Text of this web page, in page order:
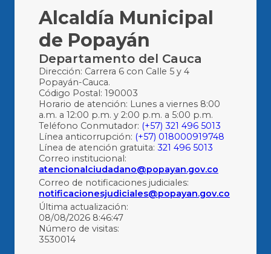
Alcaldía Municipal
de Popayán
Departamento del Cauca
Dirección: Carrera 6 con Calle 5 y 4
Popayán-Cauca.
Código Postal: 190003
Horario de atención: Lunes a viernes 8:00
a.m. a 12:00 p.m. y 2:00 p.m. a 5:00 p.m.
Teléfono Conmutador: (+57) 321 496 5013
Línea anticorrupción: (+57) 018000919748
Línea de atención gratuita: 321 496 5013
Correo institucional:
atencionalciudadano@popayan.gov.co
Correo de notificaciones judiciales:
notificacionesjudiciales@popayan.gov.co
Última actualización:
08/08/2026 8:46:47
Número de visitas:
3530014